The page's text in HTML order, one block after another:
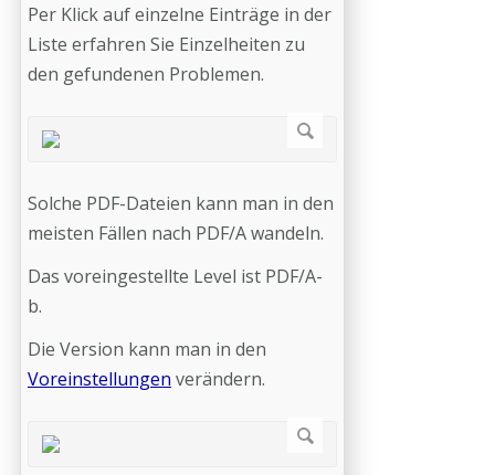
Per Klick auf einzelne Einträge in der
Liste erfahren Sie Einzelheiten zu
den gefundenen Problemen.
Solche PDF-Dateien kann man in den
meisten Fällen nach PDF/A wandeln.
Das voreingestellte Level ist PDF/A-
b.
Die Version kann man in den
Voreinstellungen verändern.